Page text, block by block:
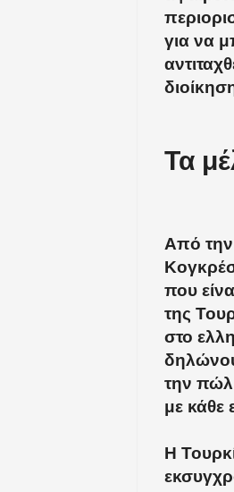
για να
Τα
Από την
που
της
στο
την
με κάθε
Η